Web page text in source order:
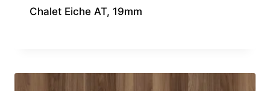
Chalet Eiche AT, 19mm